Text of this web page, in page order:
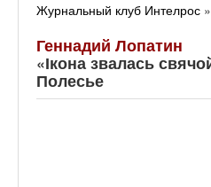
Журнальный клуб Интелрос »
Геннадий Лопатин
«Ікона звалась
Полесье